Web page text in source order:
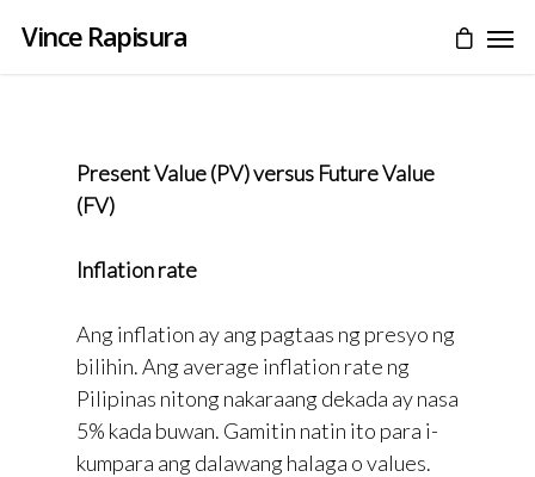
Vince Rapisura
Present Value (PV) versus Future Value
(FV)
Inflation rate
Ang inflation ay ang pagtaas ng presyo ng
bilihin. Ang average inflation rate ng
Pilipinas nitong nakaraang dekada ay nasa
5% kada buwan. Gamitin natin ito para i-
kumpara ang dalawang halaga o values.